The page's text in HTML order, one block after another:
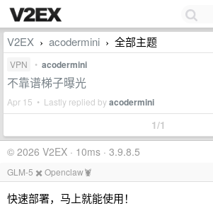
V2EX › acodermini › 全部主题
VPN • acodermini
不靠谱梯子曝光
Apr 15 • Lastly replied byacodermini
1/1
© 2026 V2EX · 10ms · 3.9.8.5
GLM-5 ✖️ Openclaw🦞
快速部署，马上就能使用！